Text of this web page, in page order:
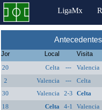
LigaMx
Jor Local Visita
20
Celta --- Valencia
2
Valencia --- Celta
30
Valencia 2-3 Celta
18
Celta 4-1 Valencia